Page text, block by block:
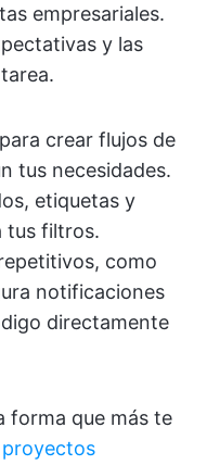
empresariales.
y las
crear flujos de
tus necesidades.
etiquetas y
tus filtros.
como
notificaciones
directamente
forma que más te